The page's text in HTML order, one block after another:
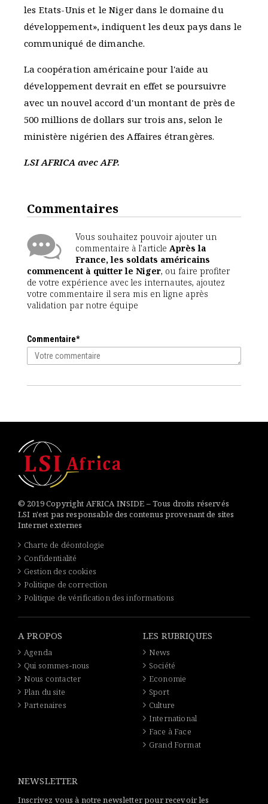
les Etats-Unis et le Niger dans le domaine du
développement», indiquent les deux pays dans le
communiqué de dimanche.
La coopération américaine pour l'aide au
développement devrait en effet se poursuivre
avec un nouvel accord d'un montant de près de
500 millions de dollars sur trois ans, selon le
ministère nigérien des Affaires étrangères.
LSI AFRICA avec AFP.
Commentaires
Vous souhaitez pouvoir ajouter un
commentaire à l'article Après la
France, les soldats américains
commencent à quitter le Niger, ou faire profiter
de votre expérience avec les internautes, ajoutez
votre commentaire il sera mis en ligne après
validation par notre équipe
Commentaire*
© 2019 Copyright AFRICA INSIDE – Tous droits réservés
LSI n'est pas responsable des contenus provenant de sites
Internet externes
Charte de déontologie
Confidentialité
Gestion des cookies
Politique de correction
Politique de vérification des informations
A PROPOS
Agenda
Qui sommes-nous
Nous contacter
Plan du site
Partenaires
LES RUBRIQUES
News
Société
Economie
Sport
Culture
International
Face à Face
Grand Format
NEWSLETTER
Inscrivez vous à notre newsletter pour recevoir les